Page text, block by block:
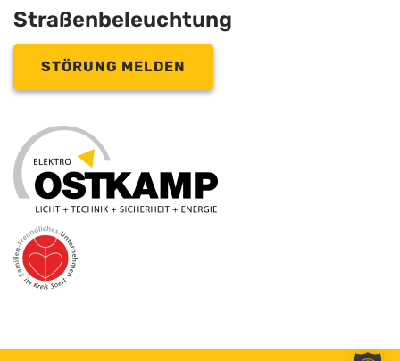
Straßenbeleuchtung
STÖRUNG MELDEN